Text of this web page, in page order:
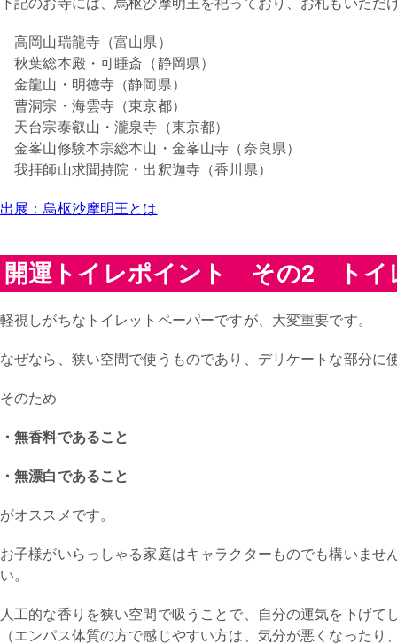
下記のお寺には、烏枢沙摩明王を祀っており、お札もいただ
高岡山瑞龍寺（富山県）
秋葉総本殿・可睡斎（静岡県）
金龍山・明徳寺（静岡県）
曹洞宗・海雲寺（東京都）
天台宗泰叡山・瀧泉寺（東京都）
金峯山修験本宗総本山・金峯山寺（奈良県）
我拝師山求聞持院・出釈迦寺（香川県）
出展：烏枢沙摩明王とは
開運トイレポイント その2 トイ
軽視しがちなトイレットペーパーですが、大変重要です。
なぜなら、狭い空間で使うものであり、デリケートな部分に
そのため
・無香料であること
・無漂白であること
がオススメです。
お子様がいらっしゃる家庭はキャラクターものでも構いませ
い。
人工的な香りを狭い空間で吸うことで、自分の運気を下げて
（エンパス体質の方で感じやすい方は、気分が悪くなったり